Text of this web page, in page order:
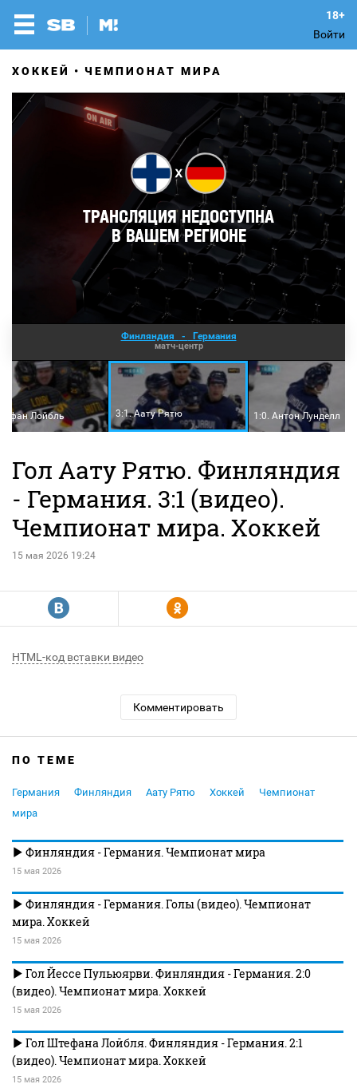
Войти
ХОККЕЙ ЧЕМПИОНАТ МИРА
Финляндия - Германия
матч-центр
Лойбль 3:1. Аату Рятю 1:0. Антон Лунделл
Гол Аату Рятю. Финляндия
- Германия. 3:1 (видео).
Чемпионат мира. Хоккей
15 мая 2026 19:24
R Y
HTML-код вставки видео
Комментировать
ПО ТЕМЕ
Германия Финляндия Аату Рятю Хоккей
Чемпионат
мира
Финляндия - Германия. Чемпионат мира
15 мая 2026
Финляндия - Германия. Голы (видео). Чемпионат
мира. Хоккей
15 мая 2026
Гол Йессе Пульюярви. Финляндия - Германия. 2:0
(видео). Чемпионат мира. Хоккей
15 мая 2026
Гол Штефана Лойбля. Финляндия - Германия. 2:1
(видео). Чемпионат мира. Хоккей
15 мая 2026